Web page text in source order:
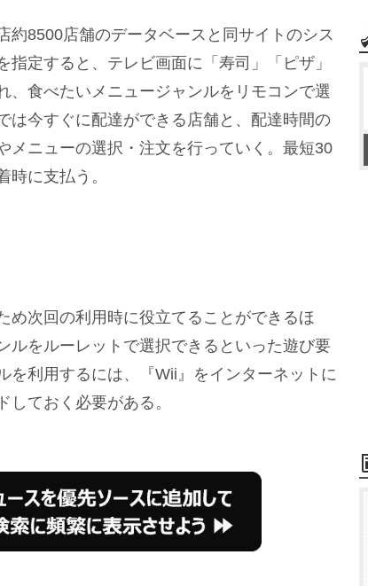
8500店舗のデータベースと同サイトのシス
定すると、テレビ画面に「寿司」「ピザ」
、食べたいメニュージャンルをリモコンで選
は今すぐに配達ができる店舗と、配達時間の
メニューの選択・注文を行っていく。最短30
時に支払う。
次回の利用時に役立てることができるほ
ルをルーレットで選択できるといった遊び要
を利用するには、『Wii』をインターネットに
ておく必要がある。